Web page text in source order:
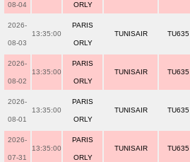
08-04 ORLY
2026-
08-03
13:35:00
PARIS
ORLY
TUNISAIR TU635
2026-
08-02
13:35:00
PARIS
ORLY
TUNISAIR TU635
2026-
08-01
13:35:00
PARIS
ORLY
TUNISAIR TU635
2026-
07-31
13:35:00
PARIS
ORLY
TUNISAIR TU635